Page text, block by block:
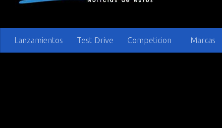
Lanzamientos Test Drive Competicion Marcas